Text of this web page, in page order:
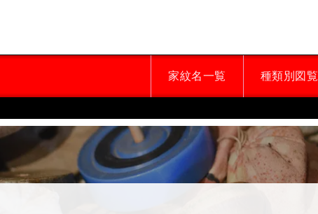
家紋名一覧 種類別図覧